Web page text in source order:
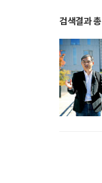
검색결과 총